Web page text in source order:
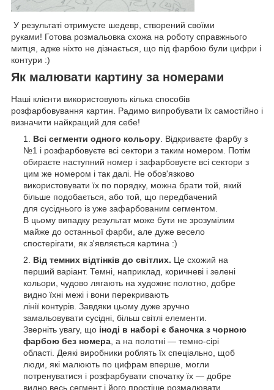
У результаті отримуєте шедевр, створений своїми
руками! Готова розмальовка схожа на роботу справжнього
митця, адже ніхто не дізнається, що під фарбою були цифри і
контури :)
Як малювати картину за номерами
Наші клієнти використовують кілька способів
розфарбовування картин. Радимо випробувати їх самостійно і
визначити найкращий для себе!
Всі сегменти одного кольору . Відкриваєте фарбу з
№1 і розфарбовуєте всі сектори з таким номером. Потім
обираєте наступний номер і зафарбовуєте всі сектори з
цим же номером і так далі. Не обов'язково
використовувати їх по порядку, можна брати той, який
більше подобається, або той, що передбачений
для сусіднього із уже зафарбованим сегментом.
В цьому випадку результат може бути не зрозумілим
майже до останньої фарби, але дуже весело
спостерігати, як з'являється картина :)
Від темних відтінків до світлих. Це схожий на
перший варіант. Темні, наприклад, коричневі і зелені
кольори, чудово лягають на художнє полотно, добре
видно їхні межі і вони перекривають
лінії контурів. Завдяки цьому дуже зручно
замальовувати сусідні, більш світлі елементи.
Зверніть увагу, що іноді в наборі є баночка з чорною
фарбою без номера , а на полотні — темно-сірі
області. Деякі виробники роблять їх спеціально, щоб
люди, які малюють по цифрам вперше, могли
потренуватися і розфарбувати спочатку їх — добре
видно весь сегмент і його простіше розмалювати.